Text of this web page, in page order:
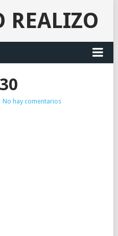
REALIZO
No hay comentarios